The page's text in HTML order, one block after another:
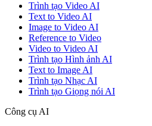
Trình tạo Video AI
Text to Video AI
Image to Video AI
Reference to Video
Video to Video AI
Trình tạo Hình ảnh AI
Text to Image AI
Trình tạo Nhạc AI
Trình tạo Giọng nói AI
Công cụ AI